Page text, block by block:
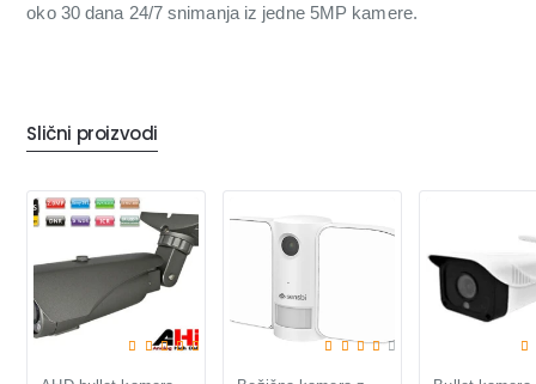
oko 30 dana 24/7 snimanja iz jedne 5MP kamere.
Slični proizvodi